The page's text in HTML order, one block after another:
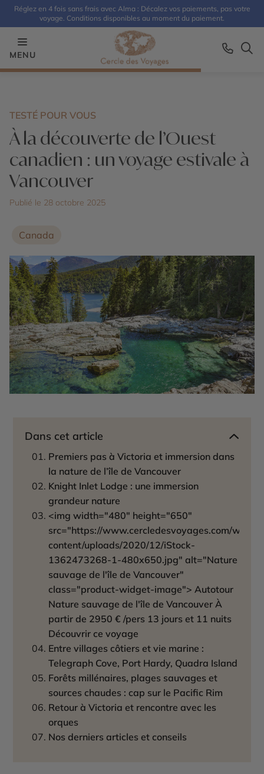
Réglez en 4 fois sans frais avec Alma : Décalez vos paiements, pas votre
voyage. Conditions disponibles au moment du paiement.
MENU
TESTÉ POUR VOUS
À la découverte de l’Ouest
canadien : un voyage estivale à
Vancouver
Publié le 28 octobre 2025
Canada
Dans cet article
Premiers pas à Victoria et immersion dans
la nature de l’île de Vancouver
Knight Inlet Lodge : une immersion
grandeur nature
<img width="480" height="650"
src="https://www.cercledesvoyages.com/wp-
content/uploads/2020/12/iStock-
1362473268-1-480x650.jpg" alt="Nature
sauvage de l'île de Vancouver"
class="product-widget-image"> Autotour
Nature sauvage de l'île de Vancouver À
partir de 2950 € /pers 13 jours et 11 nuits
Découvrir ce voyage
Entre villages côtiers et vie marine :
Telegraph Cove, Port Hardy, Quadra Island
Forêts millénaires, plages sauvages et
sources chaudes : cap sur le Pacific Rim
Retour à Victoria et rencontre avec les
orques
Nos derniers articles et conseils